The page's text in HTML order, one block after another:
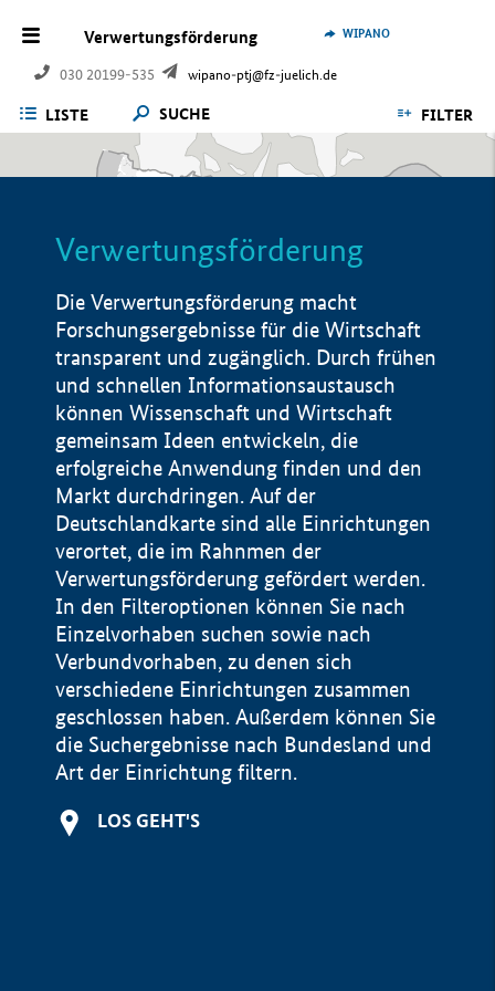
Verwertungsförderung
030 20199-535 wipano-ptj@fz-juelich.de
WIPANO
LISTE SUCHE FILTER
Verwertungsförderung
Die Verwertungsförderung macht
Forschungsergebnisse für die Wirtschaft
transparent und zugänglich. Durch frühen
und schnellen Informationsaustausch
können Wissenschaft und Wirtschaft
gemeinsam Ideen entwickeln, die
erfolgreiche Anwendung finden und den
Markt durchdringen. Auf der
Deutschlandkarte sind alle Einrichtungen
verortet, die im Rahnmen der
Verwertungsförderung gefördert werden.
In den Filteroptionen können Sie nach
Einzelvorhaben suchen sowie nach
Verbundvorhaben, zu denen sich
verschiedene Einrichtungen zusammen
geschlossen haben. Außerdem können Sie
die Suchergebnisse nach Bundesland und
Art der Einrichtung filtern.
LOS GEHT'S